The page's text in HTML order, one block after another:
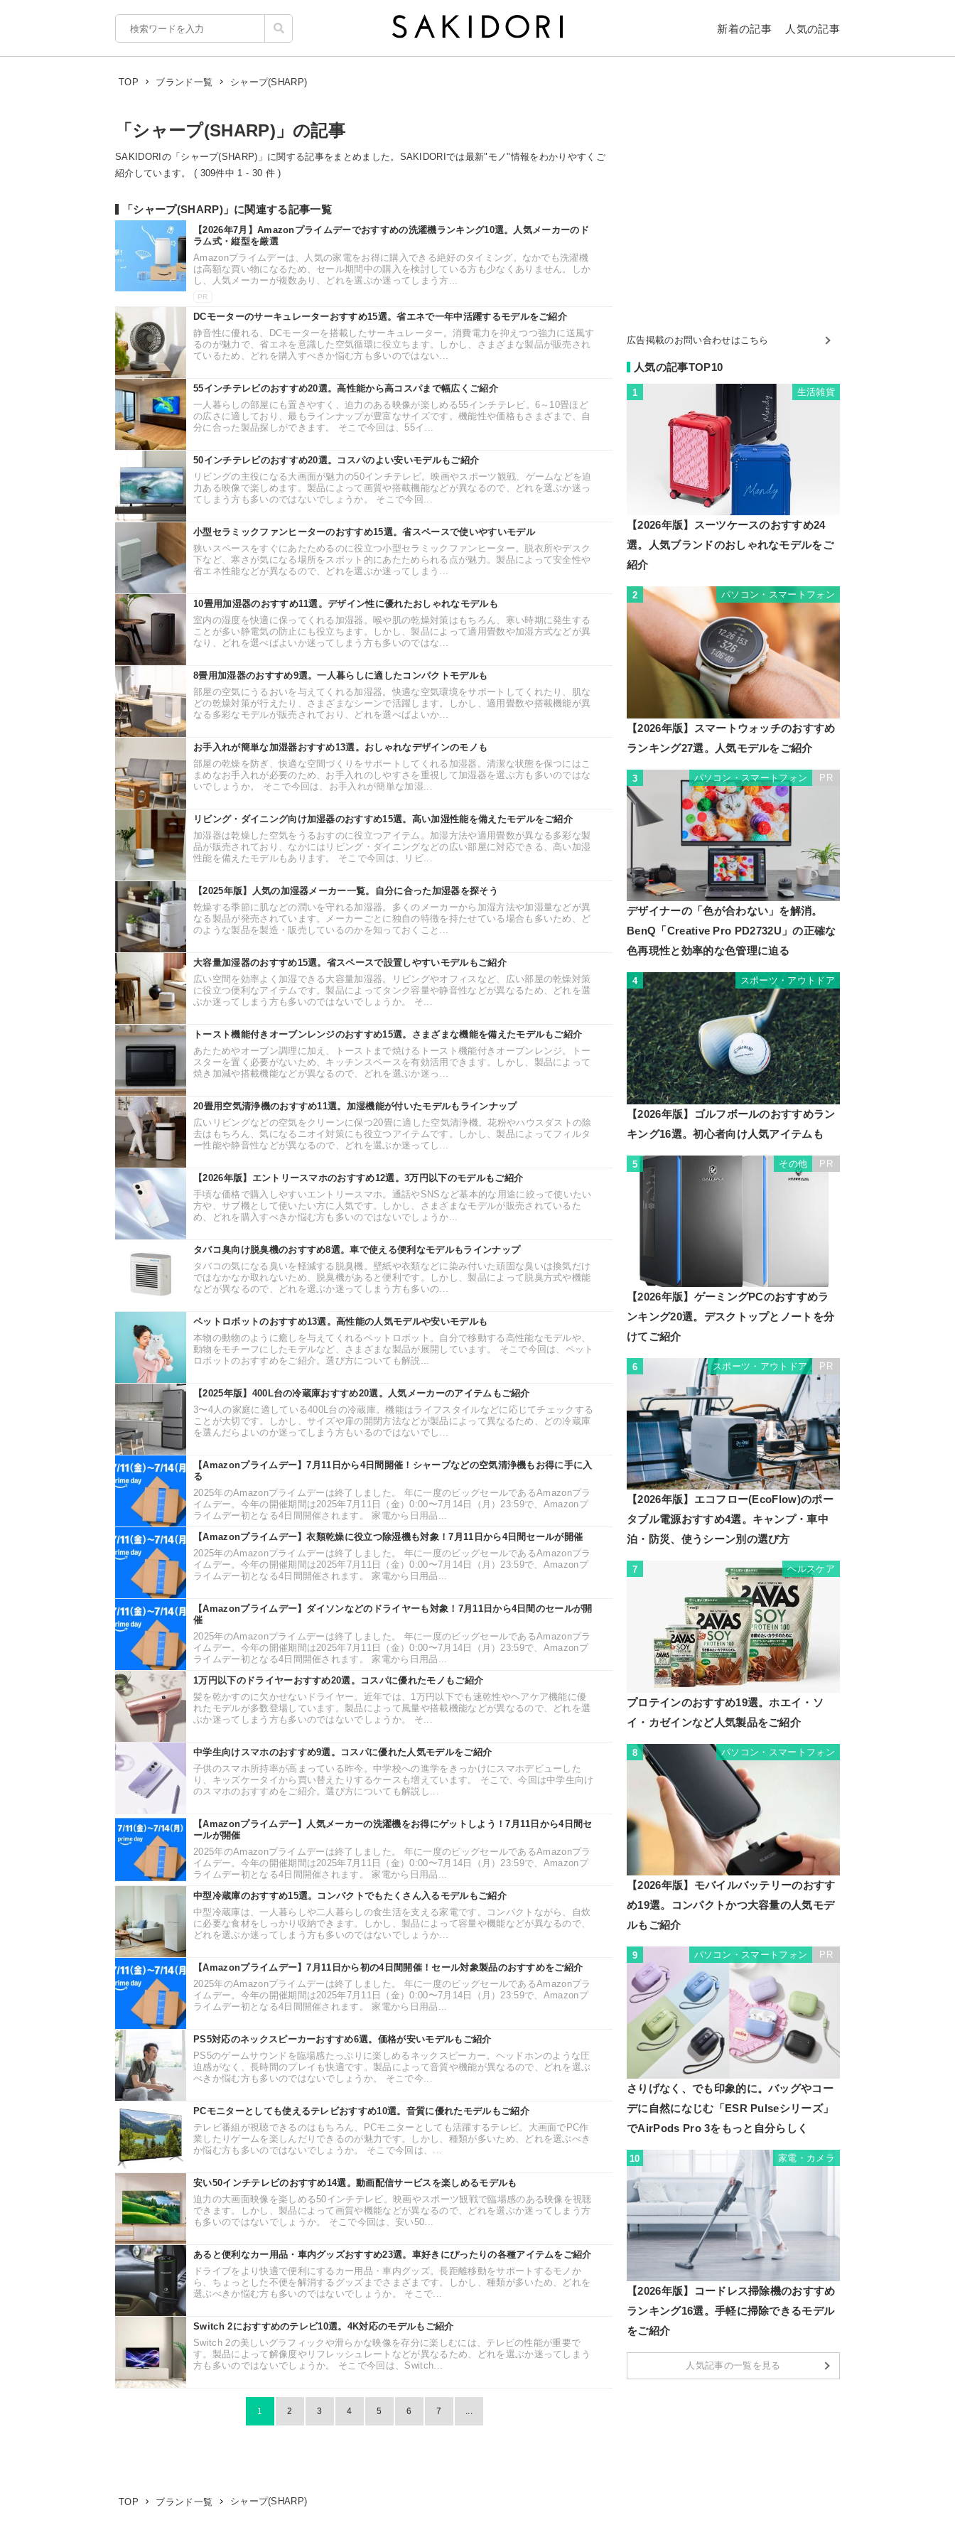
新着の記事 人気の記事
TOP ブランド一覧 シャープ(SHARP)
「シャープ(SHARP)」の記事
SAKIDORIの「シャープ(SHARP)」に関する記事をまとめました。SAKIDORIでは最新"モノ"情報をわかりやすくご
紹介しています。 ( 309件中 1 - 30 件 )
「シャープ(SHARP)」に関連する記事一覧
【2026年7月】Amazonプライムデーでおすすめの洗濯機ランキング10選。人気メーカーのド
ラム式・縦型を厳選
Amazonプライムデーは、人気の家電をお得に購入できる絶好のタイミング。なかでも洗濯機
は高額な買い物になるため、セール期間中の購入を検討している方も少なくありません。しか
し、人気メーカーが複数あり、どれを選ぶか迷ってしまう方...
PR
DCモーターのサーキュレーターおすすめ15選。省エネで一年中活躍するモデルをご紹介
静音性に優れる、DCモーターを搭載したサーキュレーター。消費電力を抑えつつ強力に送風す
るのが魅力で、省エネを意識した空気循環に役立ちます。しかし、さまざまな製品が販売され
ているため、どれを購入すべきか悩む方も多いのではない...
55インチテレビのおすすめ20選。高性能から高コスパまで幅広くご紹介
一人暮らしの部屋にも置きやすく、迫力のある映像が楽しめる55インチテレビ。6～10畳ほど
の広さに適しており、最もラインナップが豊富なサイズです。機能性や価格もさまざまで、自
分に合った製品探しができます。 そこで今回は、55イ...
50インチテレビのおすすめ20選。コスパのよい安いモデルもご紹介
リビングの主役になる大画面が魅力の50インチテレビ。映画やスポーツ観戦、ゲームなどを迫
力ある映像で楽しめます。製品によって画質や搭載機能などが異なるので、どれを選ぶか迷っ
てしまう方も多いのではないでしょうか。 そこで今回...
小型セラミックファンヒーターのおすすめ15選。省スペースで使いやすいモデル
狭いスペースをすぐにあたためるのに役立つ小型セラミックファンヒーター。脱衣所やデスク
下など、寒さが気になる場所をスポット的にあたためられる点が魅力。製品によって安全性や
省エネ性能などが異なるので、どれを選ぶか迷ってしまう...
10畳用加湿器のおすすめ11選。デザイン性に優れたおしゃれなモデルも
室内の湿度を快適に保ってくれる加湿器。喉や肌の乾燥対策はもちろん、寒い時期に発生する
ことが多い静電気の防止にも役立ちます。しかし、製品によって適用畳数や加湿方式などが異
なり、どれを選べばよいか迷ってしまう方も多いのではな...
8畳用加湿器のおすすめ9選。一人暮らしに適したコンパクトモデルも
部屋の空気にうるおいを与えてくれる加湿器。快適な空気環境をサポートしてくれたり、肌な
どの乾燥対策が行えたり、さまざまなシーンで活躍します。しかし、適用畳数や搭載機能が異
なる多彩なモデルが販売されており、どれを選べばよいか...
お手入れが簡単な加湿器おすすめ13選。おしゃれなデザインのモノも
部屋の乾燥を防ぎ、快適な空間づくりをサポートしてくれる加湿器。清潔な状態を保つにはこ
まめなお手入れが必要のため、お手入れのしやすさを重視して加湿器を選ぶ方も多いのではな
いでしょうか。 そこで今回は、お手入れが簡単な加湿...
リビング・ダイニング向け加湿器のおすすめ15選。高い加湿性能を備えたモデルをご紹介
加湿器は乾燥した空気をうるおすのに役立つアイテム。加湿方法や適用畳数が異なる多彩な製
品が販売されており、なかにはリビング・ダイニングなどの広い部屋に対応できる、高い加湿
性能を備えたモデルもあります。 そこで今回は、リビ...
【2025年版】人気の加湿器メーカー一覧。自分に合った加湿器を探そう
乾燥する季節に肌などの潤いを守れる加湿器。多くのメーカーから加湿方法や加湿量などが異
なる製品が発売されています。メーカーごとに独自の特徴を持たせている場合も多いため、ど
のような製品を製造・販売しているのかを知っておくこと...
大容量加湿器のおすすめ15選。省スペースで設置しやすいモデルもご紹介
広い空間を効率よく加湿できる大容量加湿器。リビングやオフィスなど、広い部屋の乾燥対策
に役立つ便利なアイテムです。製品によってタンク容量や静音性などが異なるため、どれを選
ぶか迷ってしまう方も多いのではないでしょうか。 そ...
トースト機能付きオーブンレンジのおすすめ15選。さまざまな機能を備えたモデルもご紹介
あたためやオーブン調理に加え、トーストまで焼けるトースト機能付きオーブンレンジ。トー
スターを置く必要がないため、キッチンスペースを有効活用できます。しかし、製品によって
焼き加減や搭載機能などが異なるので、どれを選ぶか迷っ...
20畳用空気清浄機のおすすめ11選。加湿機能が付いたモデルもラインナップ
広いリビングなどの空気をクリーンに保つ20畳に適した空気清浄機。花粉やハウスダストの除
去はもちろん、気になるニオイ対策にも役立つアイテムです。しかし、製品によってフィルタ
ー性能や静音性などが異なるので、どれを選ぶか迷ってし...
【2026年版】エントリースマホのおすすめ12選。3万円以下のモデルもご紹介
手頃な価格で購入しやすいエントリースマホ。通話やSNSなど基本的な用途に絞って使いたい
方や、サブ機として使いたい方に人気です。しかし、さまざまなモデルが販売されているた
め、どれを購入すべきか悩む方も多いのではないでしょうか...
タバコ臭向け脱臭機のおすすめ8選。車で使える便利なモデルもラインナップ
タバコの気になる臭いを軽減する脱臭機。壁紙や衣類などに染み付いた頑固な臭いは換気だけ
ではなかなか取れないため、脱臭機があると便利です。しかし、製品によって脱臭方式や機能
などが異なるので、どれを選ぶか迷ってしまう方も多いの...
ペットロボットのおすすめ13選。高性能の人気モデルや安いモデルも
本物の動物のように癒しを与えてくれるペットロボット。自分で移動する高性能なモデルや、
動物をモチーフにしたモデルなど、さまざまな製品が展開しています。 そこで今回は、ペット
ロボットのおすすめをご紹介。選び方についても解説...
【2025年版】400L台の冷蔵庫おすすめ20選。人気メーカーのアイテムもご紹介
3〜4人の家庭に適している400L台の冷蔵庫。機能はライフスタイルなどに応じてチェックする
ことが大切です。しかし、サイズや扉の開閉方法などが製品によって異なるため、どの冷蔵庫
を選んだらよいのか迷ってしまう方もいるのではないでし...
【Amazonプライムデー】7月11日から4日間開催！シャープなどの空気清浄機もお得に手に入
る
2025年のAmazonプライムデーは終了しました。 年に一度のビッグセールであるAmazonプラ
イムデー。今年の開催期間は2025年7月11日（金）0:00〜7月14日（月）23:59で、Amazonプ
ライムデー初となる4日間開催されます。 家電から日用品...
【Amazonプライムデー】衣類乾燥に役立つ除湿機も対象！7月11日から4日間セールが開催
2025年のAmazonプライムデーは終了しました。 年に一度のビッグセールであるAmazonプラ
イムデー。今年の開催期間は2025年7月11日（金）0:00〜7月14日（月）23:59で、Amazonプ
ライムデー初となる4日間開催されます。 家電から日用品...
【Amazonプライムデー】ダイソンなどのドライヤーも対象！7月11日から4日間のセールが開
催
2025年のAmazonプライムデーは終了しました。 年に一度のビッグセールであるAmazonプラ
イムデー。今年の開催期間は2025年7月11日（金）0:00〜7月14日（月）23:59で、Amazonプ
ライムデー初となる4日間開催されます。 家電から日用品...
1万円以下のドライヤーおすすめ20選。コスパに優れたモノもご紹介
髪を乾かすのに欠かせないドライヤー。近年では、1万円以下でも速乾性やヘアケア機能に優
れたモデルが多数登場しています。製品によって風量や搭載機能などが異なるので、どれを選
ぶか迷ってしまう方も多いのではないでしょうか。 そ...
中学生向けスマホのおすすめ9選。コスパに優れた人気モデルをご紹介
子供のスマホ所持率が高まっている昨今。中学校への進学をきっかけにスマホデビューした
り、キッズケータイから買い替えたりするケースも増えています。 そこで、今回は中学生向け
のスマホのおすすめをご紹介。選び方についても解説し...
【Amazonプライムデー】人気メーカーの洗濯機をお得にゲットしよう！7月11日から4日間セ
ールが開催
2025年のAmazonプライムデーは終了しました。 年に一度のビッグセールであるAmazonプラ
イムデー。今年の開催期間は2025年7月11日（金）0:00〜7月14日（月）23:59で、Amazonプ
ライムデー初となる4日間開催されます。 家電から日用品...
中型冷蔵庫のおすすめ15選。コンパクトでもたくさん入るモデルもご紹介
中型冷蔵庫は、一人暮らしや二人暮らしの食生活を支える家電です。コンパクトながら、自炊
に必要な食材をしっかり収納できます。しかし、製品によって容量や機能などが異なるので、
どれを選ぶか迷ってしまう方も多いのではないでしょうか...
【Amazonプライムデー】7月11日から初の4日間開催！セール対象製品のおすすめをご紹介
2025年のAmazonプライムデーは終了しました。 年に一度のビッグセールであるAmazonプラ
イムデー。今年の開催期間は2025年7月11日（金）0:00〜7月14日（月）23:59で、Amazonプ
ライムデー初となる4日間開催されます。 家電から日用品...
PS5対応のネックスピーカーおすすめ6選。価格が安いモデルもご紹介
PS5のゲームサウンドを臨場感たっぷりに楽しめるネックスピーカー。ヘッドホンのような圧
迫感がなく、長時間のプレイも快適です。製品によって音質や機能が異なるので、どれを選ぶ
べきか悩む方も多いのではないでしょうか。 そこで今...
PCモニターとしても使えるテレビおすすめ10選。音質に優れたモデルもご紹介
テレビ番組が視聴できるのはもちろん、PCモニターとしても活躍するテレビ。大画面でPC作
業したりゲームを楽しんだりできるのが魅力です。しかし、種類が多いため、どれを選ぶべき
か悩む方も多いのではないでしょうか。 そこで今回は、...
安い50インチテレビのおすすめ14選。動画配信サービスを楽しめるモデルも
迫力の大画面映像を楽しめる50インチテレビ。映画やスポーツ観戦で臨場感のある映像を視聴
できます。しかし、製品によって画質や機能などが異なるので、どれを選ぶか迷ってしまう方
も多いのではないでしょうか。 そこで今回は、安い50...
あると便利なカー用品・車内グッズおすすめ23選。車好きにぴったりの各種アイテムをご紹介
ドライブをより快適で便利にするカー用品・車内グッズ。長距離移動をサポートするモノか
ら、ちょっとした不便を解消するグッズまでさまざまです。しかし、種類が多いため、どれを
選ぶべきか悩む方も多いのではないでしょうか。 そこで...
Switch 2におすすめのテレビ10選。4K対応のモデルもご紹介
Switch 2の美しいグラフィックや滑らかな映像を存分に楽しむには、テレビの性能が重要で
す。製品によって解像度やリフレッシュレートなどが異なるため、どれを選ぶか迷ってしまう
方も多いのではないでしょうか。 そこで今回は、Switch...
1 2 3 4 5 6 7 ...
TOP ブランド一覧 シャープ(SHARP)
広告掲載のお問い合わせはこちら
人気の記事TOP10
1 生活雑貨
【2026年版】スーツケースのおすすめ24
選。人気ブランドのおしゃれなモデルをご
紹介
2 パソコン・スマートフォン
【2026年版】スマートウォッチのおすすめ
ランキング27選。人気モデルをご紹介
3 パソコン・スマートフォン PR
デザイナーの「色が合わない」を解消。
BenQ「Creative Pro PD2732U」の正確な
色再現性と効率的な色管理に迫る
4 スポーツ・アウトドア
【2026年版】ゴルフボールのおすすめラン
キング16選。初心者向け人気アイテムも
5 その他 PR
【2026年版】ゲーミングPCのおすすめラ
ンキング20選。デスクトップとノートを分
けてご紹介
6 スポーツ・アウトドア PR
【2026年版】エコフロー(EcoFlow)のポー
タブル電源おすすめ4選。キャンプ・車中
泊・防災、使うシーン別の選び方
7 ヘルスケア
プロテインのおすすめ19選。ホエイ・ソ
イ・カゼインなど人気製品をご紹介
8 パソコン・スマートフォン
【2026年版】モバイルバッテリーのおすす
め19選。コンパクトかつ大容量の人気モデ
ルもご紹介
9 パソコン・スマートフォン PR
さりげなく、でも印象的に。バッグやコー
デに自然になじむ「ESR Pulseシリーズ」
でAirPods Pro 3をもっと自分らしく
10 家電・カメラ
【2026年版】コードレス掃除機のおすすめ
ランキング16選。手軽に掃除できるモデル
をご紹介
人気記事の一覧を見る